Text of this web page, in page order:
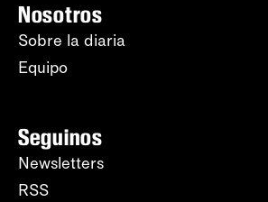
Nosotros
Sobre la diaria
Equipo
Seguinos
Newsletters
RSS